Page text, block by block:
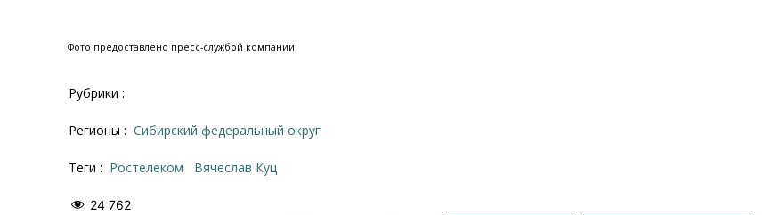
Фото предоставлено пресс-службой компании
Рубрики :
Регионы : Сибирский федеральный округ
Теги : Ростелеком Вячеслав Куц
24 762